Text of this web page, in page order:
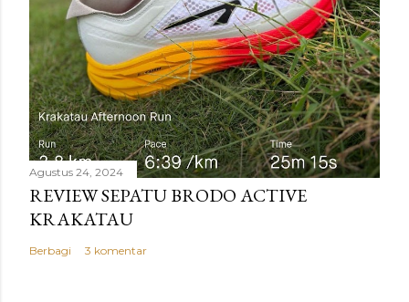
Agustus 24, 2024
REVIEW SEPATU BRODO ACTIVE
KRAKATAU
Berbagi 3 komentar